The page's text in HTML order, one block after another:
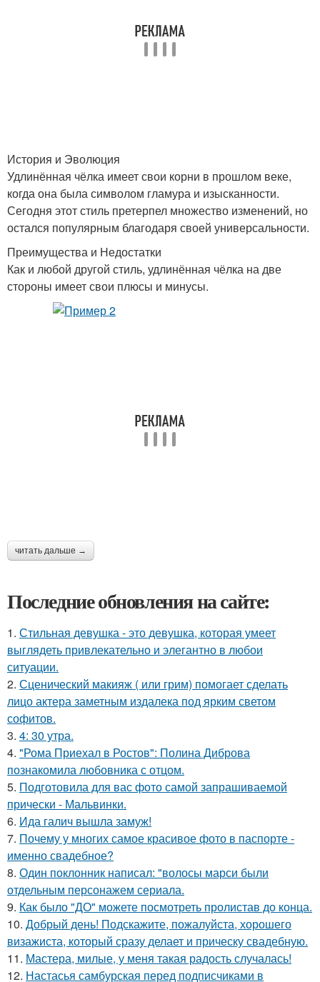
История и Эволюция
Удлинённая чёлка имеет свои корни в прошлом веке,
когда она была символом гламура и изысканности.
Сегодня этот стиль претерпел множество изменений, но
остался популярным благодаря своей универсальности.
Преимущества и Недостатки
Как и любой другой стиль, удлинённая чёлка на две
стороны имеет свои плюсы и минусы.
читать дальше →
Последние обновления на сайте:
1. Стильная девушка - это девушка, которая умеет
выглядеть привлекательно и элегантно в любои
ситуации.
2. Сценический макияж ( или грим) помогает сделать
лицо актера заметным издалека под ярким светом
софитов.
3. 4: 30 утра.
4. "Рома Приехал в Ростов": Полина Диброва
познакомила любовника с отцом.
5. Подготовила для вас фото самой запрашиваемой
прически - Мальвинки.
6. Ида галич вышла замуж!
7. Почему у многих самое красивое фото в паспорте -
именно свадебное?
8. Один поклонник написал: "волосы марси были
отдельным персонажем сериала.
9. Как было "ДО" можете посмотреть пролистав до конца.
10. Добрый день! Подскажите, пожалуйста, хорошего
визажиста, который сразу делает и прическу свадебную.
11. Мастера, милые, у меня такая радость случалась!
12. Настасья самбурская перед подписчиками в